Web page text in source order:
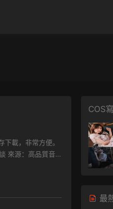
COS
最